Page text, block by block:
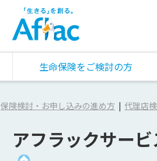
生命保険をご検討の方
保険検討・お申し込みの進め方 代理店
アフラックサー